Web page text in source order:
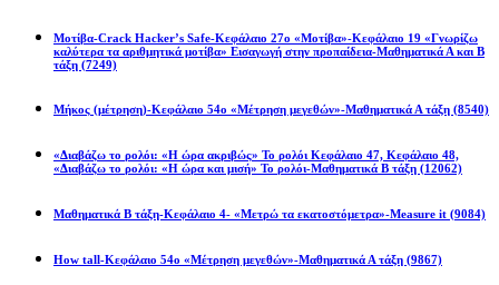
Μοτίβα-Crack Hacker’s Safe-Κεφάλαιο 27ο «Μοτίβα»-Κεφάλαιο 19 «Γνωρίζω
καλύτερα τα αριθμητικά μοτίβα» Εισαγωγή στην προπαίδεια-Μαθηματικά Α και Β
τάξη (7249)
Μήκος (μέτρηση)-Κεφάλαιο 54ο «Μέτρηση μεγεθών»-Μαθηματικά Α τάξη (8540)
«Διαβάζω το ρολόι: «Η ώρα ακριβώς» Το ρολόι Κεφάλαιο 47, Κεφάλαιο 48,
«Διαβάζω το ρολόι: «Η ώρα και μισή» Το ρολόι-Μαθηματικά Β τάξη (12062)
Μαθηματικά Β τάξη-Κεφάλαιο 4- «Μετρώ τα εκατοστόμετρα»-Measure it (9084)
How tall-Κεφάλαιο 54ο «Μέτρηση μεγεθών»-Μαθηματικά Α τάξη (9867)